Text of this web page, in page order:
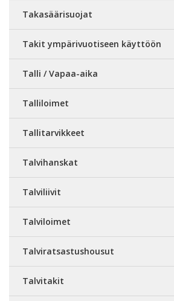
Takasäärisuojat
Takit ympärivuotiseen käyttöön
Talli / Vapaa-aika
Talliloimet
Tallitarvikkeet
Talvihanskat
Talviliivit
Talviloimet
Talviratsastushousut
Talvitakit